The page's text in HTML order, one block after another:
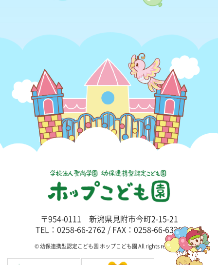
〒954-0111 新潟県見附市今町2-15-21
TEL：0258-66-2762 / FAX：0258-66-6325
© 幼保連携型認定こども園 ホップこども園 All rights reserved.